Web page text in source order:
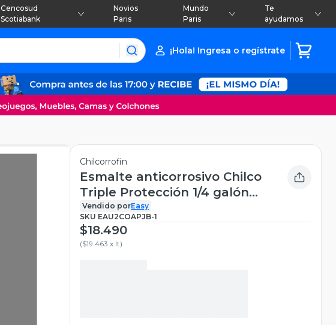
Cencosud
Scotiabank
Novios
Paris
Mundo
Paris
Te
ayudamos
¡Hola! Ingresa o regístrate
Chilcorrofin
Esmalte anticorrosivo Chilco
Triple Protección 1/4 galón
gris
Vendido porEasy
SKU EAU2COAPJB-1
$18.490
($19.463 x lt)